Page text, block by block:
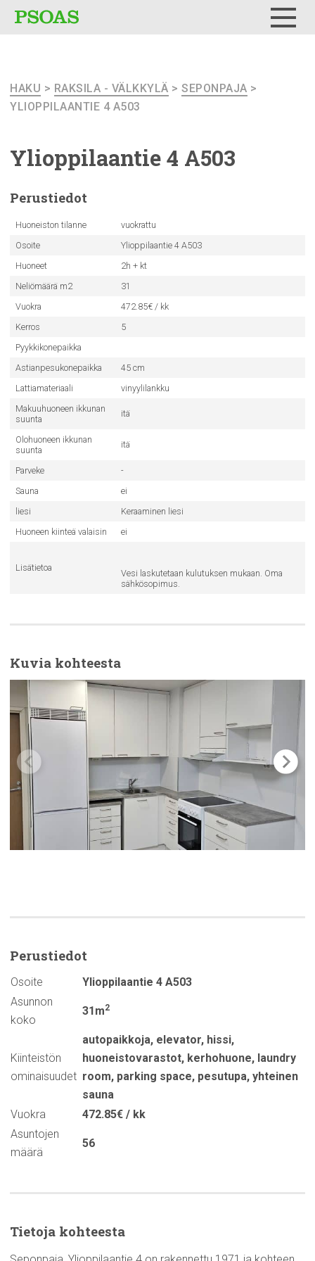
HAKU > RAKSILA - VÄLKKYLÄ > SEPONPAJA >
YLIOPPILAANTIE 4 A503
Ylioppilaantie 4 A503
Perustiedot
Huoneiston tilanne
vuokrattu
Osoite
Ylioppilaantie 4 A503
Huoneet
2h + kt
Neliömäärä m2
31
Vuokra
472.85€ / kk
Kerros
5
Pyykkikonepaikka
Astianpesukonepaikka
45 cm
Lattiamateriaali
vinyylilankku
Makuuhuoneen ikkunan
suunta
itä
Olohuoneen ikkunan
suunta
itä
Parveke
-
Sauna
ei
liesi
Keraaminen liesi
Huoneen kiinteä valaisin
ei
Lisätietoa
Vesi laskutetaan kulutuksen mukaan. Oma
sähkösopimus.
Kuvia kohteesta
Perustiedot
Osoite
Ylioppilaantie 4 A503
Asunnon
koko
31m2
Kiinteistön
ominaisuudet
autopaikkoja, elevator, hissi,
huoneistovarastot, kerhohuone, laundry
room, parking space, pesutupa, yhteinen
sauna
Vuokra
472.85€ / kk
Asuntojen
määrä
56
Tietoja kohteesta